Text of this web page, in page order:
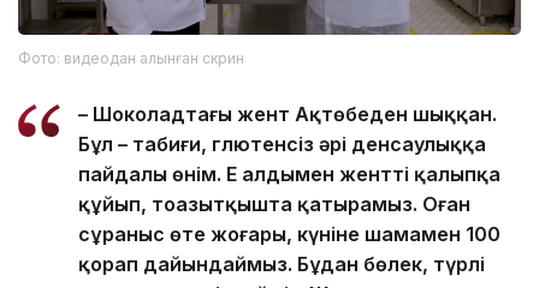
Фото: видеодан алынған скрин
– Шоколадтағы жент Ақтөбеден шыққан.
Бұл – табиғи, глютенсіз әрі денсаулыққа
пайдалы өнім. Ең алдымен жентті қалыпқа
құйып, тоңазытқышта қатырамыз. Оған
сұраныс өте жоғары, күніне шамамен 100
қорап дайындаймыз. Бұдан бөлек, түрлі